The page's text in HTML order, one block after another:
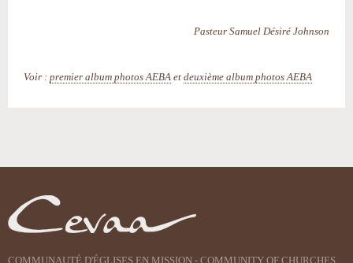
Pasteur Samuel Désiré Johnson
Voir : premier album photos AEBA et deuxième album photos AEBA
document
COMMUNAUTÉ D'ÉGLISES EN MISSION - COMMUNITY OF CHURCHES